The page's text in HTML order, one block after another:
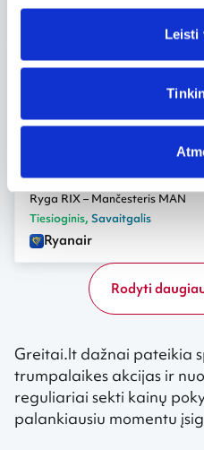
Leisti
Ryanair
01.23, šeš.
Ryga RIX – Mančesteris MAN
Ryanair
01.16, šeš.
Ryga RIX – Mančesteris MAN
Tiesioginis, Savaitgalis
Ryanair
Rodyti
Greitai.lt dažnai pateikia
trumpalaikes akcijas ir
reguliariai sekti kainų
palankiausiu momentu